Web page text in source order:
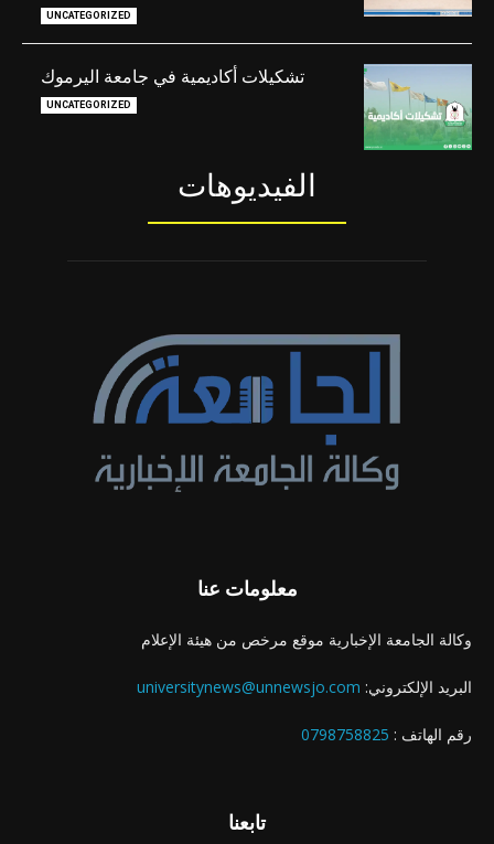
UNCATEGORIZED
تشكيلات أكاديمية في جامعة اليرموك
UNCATEGORIZED
الفيديوهات
معلومات عنا
وكالة الجامعة الإخبارية موقع مرخص من هيئة الإعلام
البريد الإلكتروني: universitynews@unnewsjo.com
رقم الهاتف : 0798758825
تابعنا